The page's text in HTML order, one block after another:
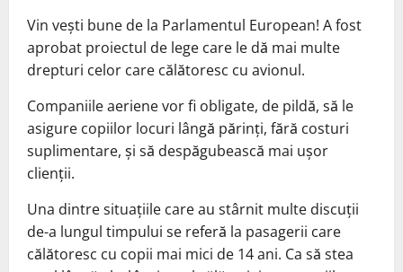
Vin vești bune de la Parlamentul European! A fost
aprobat proiectul de lege care le dă mai multe
drepturi celor care călătoresc cu avionul.
Companiile aeriene vor fi obligate, de pildă, să le
asigure copiilor locuri lângă părinți, fără costuri
suplimentare, și să despăgubească mai ușor
clienții.
Una dintre situațiile care au stârnit multe discuții
de-a lungul timpului se referă la pasagerii care
călătoresc cu copii mai mici de 14 ani. Ca să stea